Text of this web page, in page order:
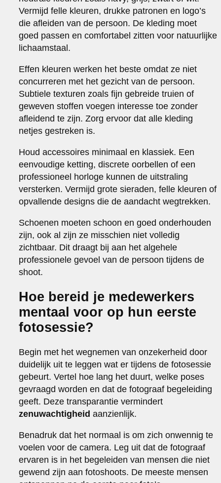
Vermijd felle kleuren, drukke patronen en logo’s
die afleiden van de persoon. De kleding moet
goed passen en comfortabel zitten voor natuurlijke
lichaamstaal.
Effen kleuren werken het beste omdat ze niet
concurreren met het gezicht van de persoon.
Subtiele texturen zoals fijn gebreide truien of
geweven stoffen voegen interesse toe zonder
afleidend te zijn. Zorg ervoor dat alle kleding
netjes gestreken is.
Houd accessoires minimaal en klassiek. Een
eenvoudige ketting, discrete oorbellen of een
professioneel horloge kunnen de uitstraling
versterken. Vermijd grote sieraden, felle kleuren of
opvallende designs die de aandacht wegtrekken.
Schoenen moeten schoon en goed onderhouden
zijn, ook al zijn ze misschien niet volledig
zichtbaar. Dit draagt bij aan het algehele
professionele gevoel van de persoon tijdens de
shoot.
Hoe bereid je medewerkers
mentaal voor op hun eerste
fotosessie?
Begin met het wegnemen van onzekerheid door
duidelijk uit te leggen wat er tijdens de fotosessie
gebeurt. Vertel hoe lang het duurt, welke poses
gevraagd worden en dat de fotograaf begeleiding
geeft. Deze transparantie vermindert
zenuwachtigheid aanzienlijk.
Benadruk dat het normaal is om zich onwennig te
voelen voor de camera. Leg uit dat de fotograaf
ervaren is in het begeleiden van mensen die niet
gewend zijn aan fotoshoots. De meeste mensen